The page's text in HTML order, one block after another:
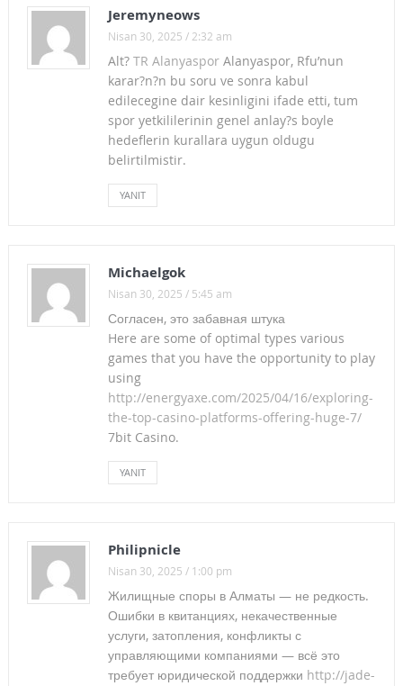
Kültür ve Turizm Bakanlığı Görevde Yükselme Sınavı
Duyurusu (Temmuz 2015)
ITUC: TÜRKİYE İŞÇİ HAKLARININ GÜVENCE ALTINDA
15-16 HAZİRAN DİRENİŞİNİ MÜCADELEMİZDE
BU DAHA BAŞLANGIÇ MÜCADELEYE DEVAM
BASINA ve KAMUOYUNA BASIN TOPLANTISINA ÇAĞRI
METAL İŞÇİLERİNİN HAKLI TALEPLERİNİN DESTEKLİYORUZ.
TOPLU SATIŞ SÖZLEŞMELERİNE KARŞI DİRENİŞ BÜYÜYOR!
Soma’yı Unutmadık, Unutturmayacağız!
ZEKİ ALASYA VEFAT ETTİ
İNSANCA ÇALIŞMAK, İNSANCA YAŞAMAK İÇİN BİRLİK-
MÜCADELE DAYANIŞMA
İDARE MAHKEMESİ MİLYONLUK İHALEYİ HUKUKA AYKIRI
Jeremyneows
Nisan 30, 2025 / 2:32 am
Alt? TR AlanyasporAlanyaspor, Rfu’nun
karar?n?n bu soru ve sonra kabul
edilecegine dair kesinligini ifade etti, tum
spor yetkililerinin genel anlay?s boyle
hedeflerin kurallara uygun oldugu
belirtilmistir.
YANIT
Michaelgok
Nisan 30, 2025 / 5:45 am
Согласен, это забавная штука
Here are some of optimal types various
games that you have the opportunity to play
using
http://energyaxe.com/2025/04/16/exploring-
the-top-casino-platforms-offering-huge-7/
7bit Casino.
YANIT
Philipnicle
Nisan 30, 2025 / 1:00 pm
Жилищные споры в Алматы — не редкость.
Ошибки в квитанциях, некачественные
услуги, затопления, конфликты с
управляющими компаниями — всё это
требует юридической поддержки http://jade-